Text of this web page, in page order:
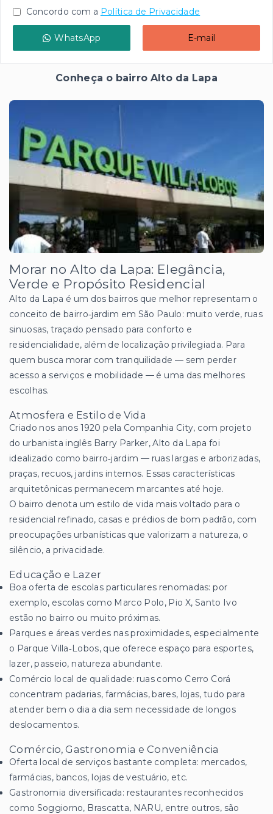
Concordo com a Política de Privacidade
WhatsApp E-mail
Conheça o bairro Alto da Lapa
Morar no Alto da Lapa: Elegância,
Verde e Propósito Residencial
Alto da Lapa é um dos bairros que melhor representam o
conceito de bairro‑jardim em São Paulo: muito verde, ruas
sinuosas, traçado pensado para conforto e
residencialidade, além de localização privilegiada. Para
quem busca morar com tranquilidade — sem perder
acesso a serviços e mobilidade — é uma das melhores
escolhas.
Atmosfera e Estilo de Vida
Criado nos anos 1920 pela Companhia City, com projeto
do urbanista inglês Barry Parker, Alto da Lapa foi
idealizado como bairro‑jardim — ruas largas e arborizadas,
praças, recuos, jardins internos. Essas características
arquitetônicas permanecem marcantes até hoje.
O bairro denota um estilo de vida mais voltado para o
residencial refinado, casas e prédios de bom padrão, com
preocupações urbanísticas que valorizam a natureza, o
silêncio, a privacidade.
Educação e Lazer
Boa oferta de escolas particulares renomadas: por
exemplo, escolas como Marco Polo, Pio X, Santo Ivo
estão no bairro ou muito próximas.
Parques e áreas verdes nas proximidades, especialmente
o Parque Villa‑Lobos, que oferece espaço para esportes,
lazer, passeio, natureza abundante.
Comércio local de qualidade: ruas como Cerro Corá
concentram padarias, farmácias, bares, lojas, tudo para
atender bem o dia a dia sem necessidade de longos
deslocamentos.
Comércio, Gastronomia e Conveniência
Oferta local de serviços bastante completa: mercados,
farmácias, bancos, lojas de vestuário, etc.
Gastronomia diversificada: restaurantes reconhecidos
como Soggiorno, Brascatta, NARU, entre outros, são